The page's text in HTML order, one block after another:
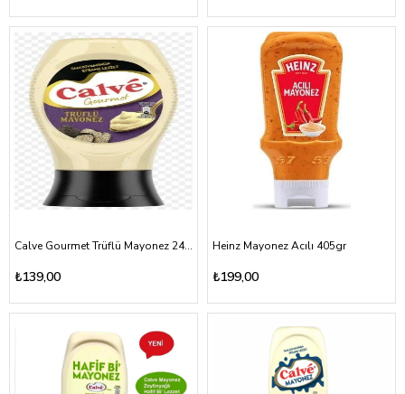
Calve Gourmet Trüflü Mayonez 245gr
₺139,00
Heinz Mayonez Acılı 405gr
₺199,00